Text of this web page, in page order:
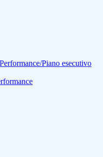
Piano esecutivo